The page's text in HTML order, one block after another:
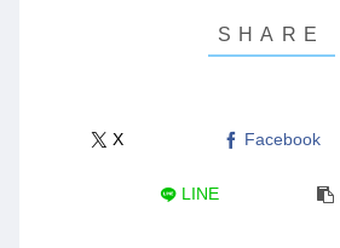
X Facebook
LINE